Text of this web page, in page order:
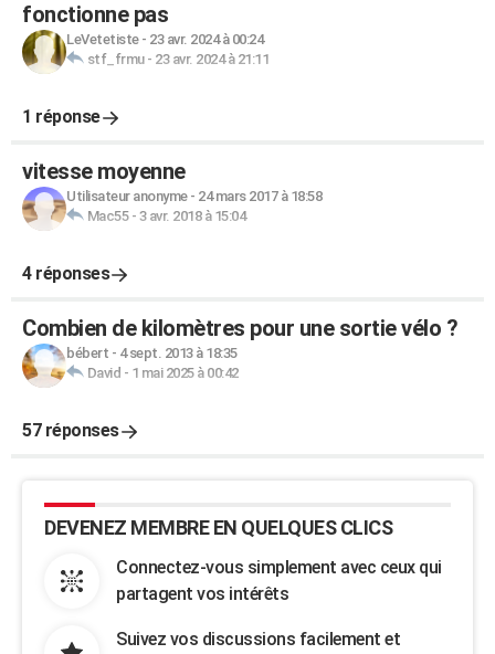
fonctionne pas
LeVetetiste- 23 avr. 2024 à 00:24
stf_frmu- 23 avr. 2024 à 21:11
1 réponse
vitesse moyenne
Utilisateur anonyme- 24 mars 2017 à 18:58
Mac55- 3 avr. 2018 à 15:04
4 réponses
Combien de kilomètres pour une sortie vélo ?
bébert - 4 sept. 2013 à 18:35
David - 1 mai 2025 à 00:42
57 réponses
DEVENEZ MEMBRE EN QUELQUES CLICS
Connectez-vous simplement avec ceux qui
partagent vos intérêts
Suivez vos discussions facilement et